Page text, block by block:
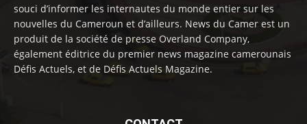
souci d’informer les internautes du monde entier sur les
nouvelles du Cameroun et d’ailleurs. News du Camer est un
produit de la société de presse Overland Company,
également éditrice du premier news magazine camerounais
Défis Actuels, et de Défis Actuels Magazine.